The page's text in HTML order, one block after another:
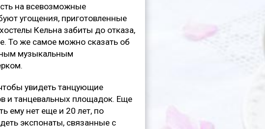
на всевозможные
угощения, приготовленные
Кельна забиты до отказа,
То же самое можно сказать об
музыкальным
увидеть танцующие
и танцевальных площадок. Еще
ему нет еще и 20 лет, по
экспонаты, связанные с